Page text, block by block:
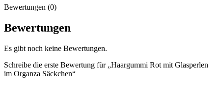
Bewertungen (0)
Bewertungen
Es gibt noch keine Bewertungen.
Schreibe die erste Bewertung für „Haargummi Rot mit Glasperlen
im Organza Säckchen“